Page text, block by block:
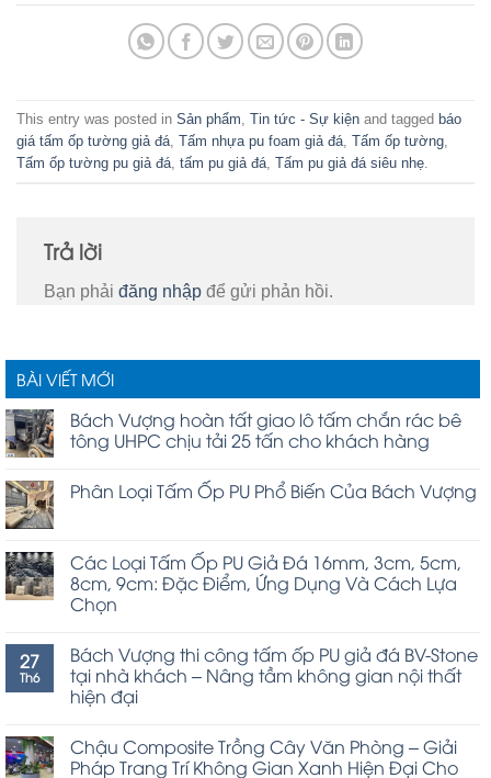
This entry was posted in Sản phẩm Tin tức - Sự kiện and tagged báo
giá tấm ốp tường giả đá Tấm nhựa pu foam giả đá Tấm ốp tường
Tấm ốp tường pu giả đá tấm pu giả đá Tấm pu giả đá siêu nhẹ
Trả lời
Bạn phải đăng nhập để gửi phản hồi.
BÀI VIẾT MỚI
Bách Vượng hoàn tất giao lô tấm chắn rác bê
tông UHPC chịu tải 25 tấn cho khách hàng
Phân Loại Tấm Ốp PU Phổ Biến Của Bách Vượng
Các Loại Tấm Ốp PU Giả Đá 16mm, 3cm, 5cm,
8cm, 9cm: Đặc Điểm, Ứng Dụng Và Cách Lựa
Chọn
27
Th6
Bách Vượng thi công tấm ốp PU giả đá BV-Stone
tại nhà khách – Nâng tầm không gian nội thất
hiện đại
Chậu Composite Trồng Cây Văn Phòng – Giải
Pháp Trang Trí Không Gian Xanh Hiện Đại Cho